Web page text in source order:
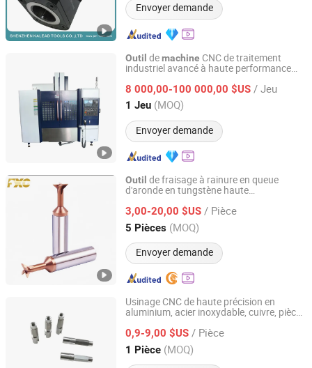
Envoyer demande
Outil demachine CNC de traitement
industriel avancé à haute performance
8 000,00-100 000,00 $US / Jeu
1 Jeu (MOQ)
Envoyer demande
Shenzhen Shuntong Auto Equipmen Co., Ltd.
Guangdong, China Depuis 2026
Outil de fraisage à rainure en queue
d'aronde en tungstène haute
3,00-20,00 $US / Pièce
5 Pièces (MOQ)
Envoyer demande
FUXINCHENG TOOLS CO., LTD.
Depuis 2017
Usinage CNC de haute précision en
aluminium, acier inoxydable, cuivre, pièces
machines
0,9-9,00 $US / Pièce
1 Pièce (MOQ)
Shenzhen DMTC Intelligent Technology Co., Ltd.
Guangdong, China Depuis 2024